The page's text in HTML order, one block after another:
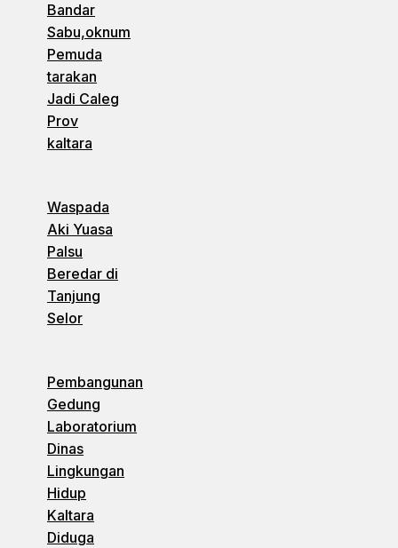
Bandar
Sabu,oknum
Pemuda
tarakan
Jadi Caleg
Prov
kaltara
Waspada
Aki Yuasa
Palsu
Beredar di
Tanjung
Selor
Pembangunan
Gedung
Laboratorium
Dinas
Lingkungan
Hidup
Kaltara
Diduga